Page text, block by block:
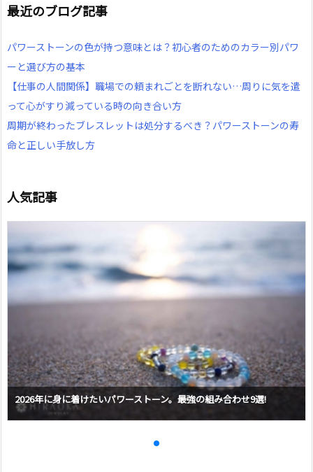
最近のブログ記事
パワーストーンの色が持つ意味とは？初心者のためのカラー別パワ
ーと選び方の基本
【仕事の人間関係】職場での頼まれごとを断れない…周りに気を遣
って心がすり減っている時の向き合い方
周期が終わったブレスレットは処分するべき？パワーストーンの寿
命と正しい手放し方
人気記事
2026年に身に着けたいパワーストーン。最強の組み合わせ9選!